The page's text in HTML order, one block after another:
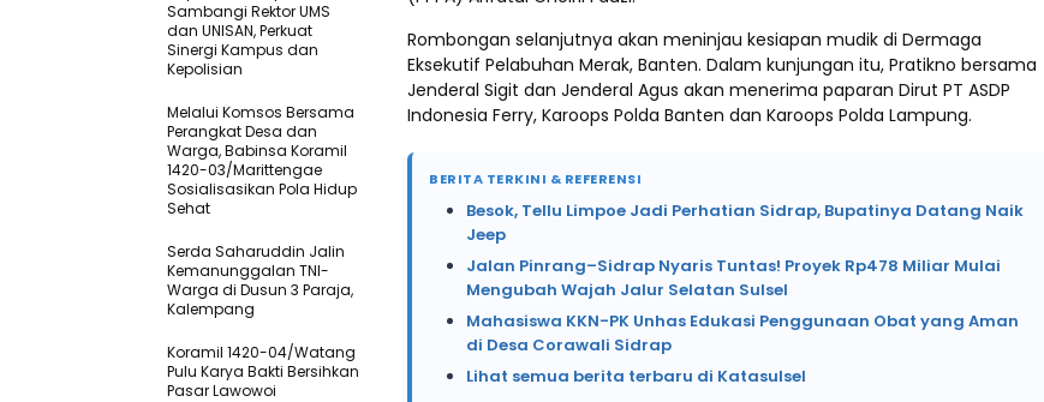
Rombongan selanjutnya akan meninjau kesiapan mudik di Dermaga
Eksekutif Pelabuhan Merak, Banten. Dalam kunjungan itu, Pratikno bersama
Jenderal Sigit dan Jenderal Agus akan menerima paparan Dirut PT ASDP
Indonesia Ferry, Karoops Polda Banten dan Karoops Polda Lampung.
BERITA TERKINI & REFERENSI
Besok, Tellu Limpoe Jadi Perhatian Sidrap, Bupatinya Datang Naik
Jeep
Jalan Pinrang–Sidrap Nyaris Tuntas! Proyek Rp478 Miliar Mulai
Mengubah Wajah Jalur Selatan Sulsel
Mahasiswa KKN-PK Unhas Edukasi Penggunaan Obat yang Aman
di Desa Corawali Sidrap
Lihat semua berita terbaru di Katasulsel
Sambangi Rektor UMS
dan UNISAN, Perkuat
Sinergi Kampus dan
Kepolisian
Melalui Komsos Bersama
Perangkat Desa dan
Warga, Babinsa Koramil
1420-03/Marittengae
Sosialisasikan Pola Hidup
Sehat
Serda Saharuddin Jalin
Kemanunggalan TNI-
Warga di Dusun 3 Paraja,
Kalempang
Koramil 1420-04/Watang
Pulu Karya Bakti Bersihkan
Pasar Lawowoi